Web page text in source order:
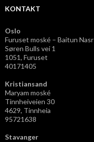
KONTAKT
Oslo
Furuset moské – Baitun Nasr
Søren Bulls vei 1
1051, Furuset
40171405
Kristiansand
Maryam moské
Tinnheiveien 30
4629, Tinnheia
95721638
Stavanger